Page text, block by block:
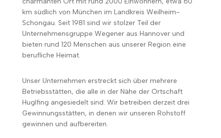
km südlich von München im Landkreis Weilheim-
Schongau. Seit 1981 sind wir stolzer Teil der
Unternehmensgruppe Wegener aus Hannover und
bieten rund 120 Menschen aus unserer Region eine
berufliche Heimat.
Unser Unternehmen erstreckt sich über mehrere
Betriebsstätten, die alle in der Nähe der Ortschaft
Huglfing angesiedelt sind. Wir betreiben derzeit drei
Gewinnungsstätten, in denen wir unseren Rohstoff
gewinnen und aufbereiten.